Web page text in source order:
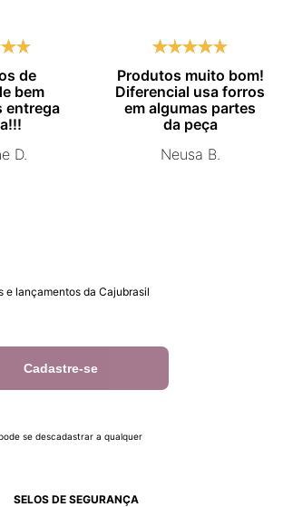
de
bem
entrega
D.
Produtos muito bom!
Diferencial usa forros
em algumas partes
da peça
Neusa B.
e lançamentos da Cajubrasil
Cadastre-se
se descadastrar a qualquer
SELOS DE SEGURANÇA